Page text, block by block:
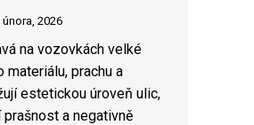
února, 2026
na vozovkách velké
prachu a
estetickou úroveň ulic,
a negativně